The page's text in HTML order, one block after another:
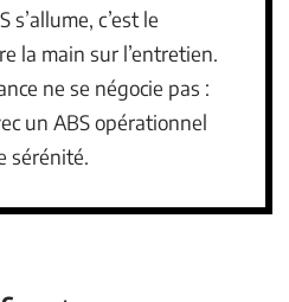
c’est le
la main sur l’entretien.
ne se négocie pas :
un ABS opérationnel
sérénité.